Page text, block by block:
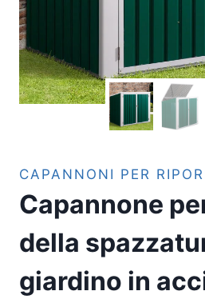
CAPANNONI PER
Capannone
della
giardino in